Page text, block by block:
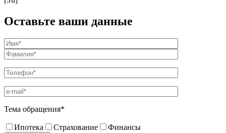
Оставьте ваши данные
Тема обращения*
Ипотека Страхование Финансы